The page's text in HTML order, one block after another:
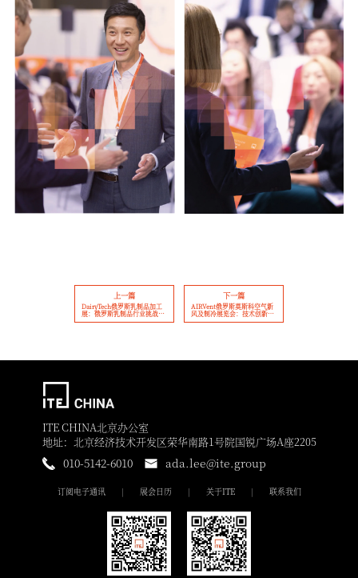
上一篇
DairyTech俄罗斯乳制品加工
展：俄罗斯乳制品行业挑战与
发展并存
下一篇
AIRVent俄罗斯莫斯科空气新
风及制冷展览会：技术创新与
市场需求双轮驱动下强劲增长
ITE CHINA北京办公室
地址：北京经济技术开发区荣华南路1号院国锐广场A座2205
010-5142-6010 ada.lee@ite.group
订阅电子通讯 展会日历 关于ITE 联系我们